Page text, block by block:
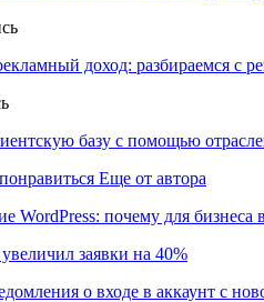
доход: разбираемся с
базу с помощью
Еще от автора
WordPress: почему для бизнеса
заявки на 40%
о входе в аккаунт с